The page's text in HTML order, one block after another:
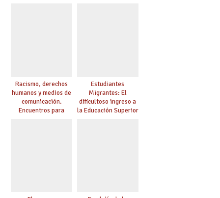
Racismo, derechos
humanos y medios de
comunicación.
Encuentros para
Estudiantes
Migrantes: El
dificultoso ingreso a
la Educación Superior